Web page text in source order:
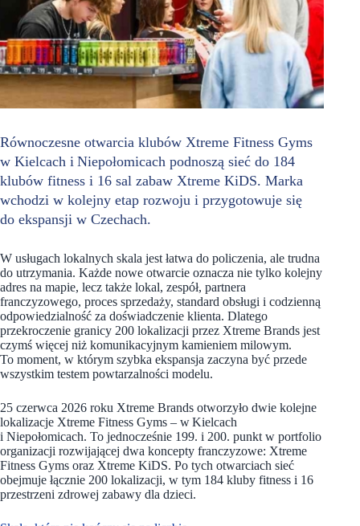
Równoczesne otwarcia klubów Xtreme Fitness Gyms
w Kielcach i Niepołomicach podnoszą sieć do 184
klubów fitness i 16 sal zabaw Xtreme KiDS. Marka
wchodzi w kolejny etap rozwoju i przygotowuje się
do ekspansji w Czechach.
W usługach lokalnych skala jest łatwa do policzenia, ale trudna
do utrzymania. Każde nowe otwarcie oznacza nie tylko kolejny
adres na mapie, lecz także lokal, zespół, partnera
franczyzowego, proces sprzedaży, standard obsługi i codzienną
odpowiedzialność za doświadczenie klienta. Dlatego
przekroczenie granicy 200 lokalizacji przez Xtreme Brands jest
czymś więcej niż komunikacyjnym kamieniem milowym.
To moment, w którym szybka ekspansja zaczyna być przede
wszystkim testem powtarzalności modelu.
25 czerwca 2026 roku Xtreme Brands otworzyło dwie kolejne
lokalizacje Xtreme Fitness Gyms – w Kielcach
i Niepołomicach. To jednocześnie 199. i 200. punkt w portfolio
organizacji rozwijającej dwa koncepty franczyzowe: Xtreme
Fitness Gyms oraz Xtreme KiDS. Po tych otwarciach sieć
obejmuje łącznie 200 lokalizacji, w tym 184 kluby fitness i 16
przestrzeni zdrowej zabawy dla dzieci.